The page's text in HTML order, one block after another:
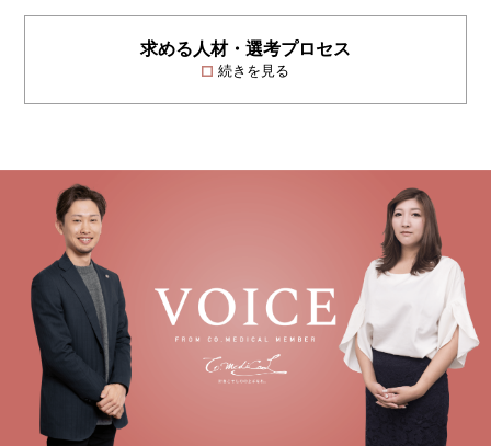
求める人材・選考プロセス
続きを見る